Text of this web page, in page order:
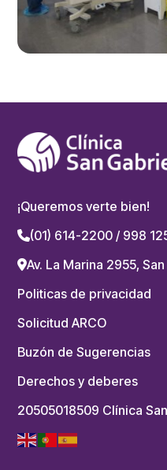
¡Queremos verte bien!
(01) 614-2200 / 998
Av. La Marina 2955,
Politicas de privacidad
Solicitud ARCO
Buzón de Sugerencias
Derechos y deberes
20505018509 Clínica